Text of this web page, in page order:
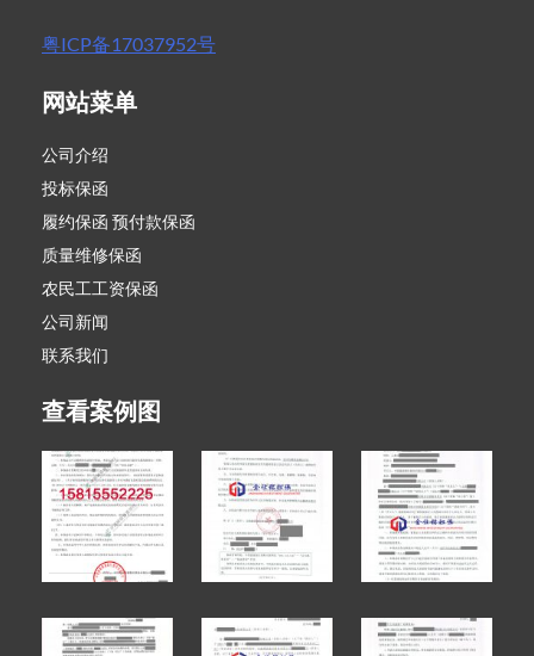
粤ICP备17037952号
网站菜单
公司介绍
投标保函
履约保函 预付款保函
质量维修保函
农民工工资保函
公司新闻
联系我们
查看案例图